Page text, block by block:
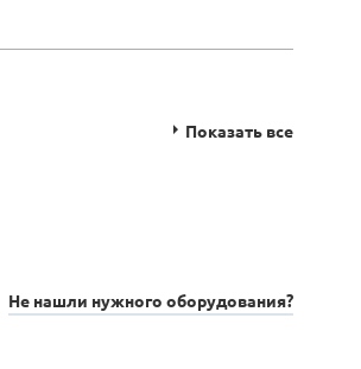
Показать все
Не нашли нужного оборудования?